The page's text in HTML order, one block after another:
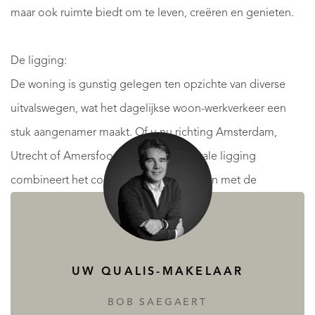
maar ook ruimte biedt om te leven, creëren en genieten.
De ligging:
De woning is gunstig gelegen ten opzichte van diverse
uitvalswegen, wat het dagelijkse woon-werkverkeer een
stuk aangenamer maakt. Of u nu richting Amsterdam,
Utrecht of Amersfoort reist, deze centrale ligging
combineert het comfort van rustig wonen met de
voordelen van een uitstekende bereikbaarheid.
en garderobe. Voorts de hoofdslaapkamer, de
woonkeuken en de living. Een prettige, natuurlijke
UW QUALIS-MAKELAAR
BOB SAEGAERT